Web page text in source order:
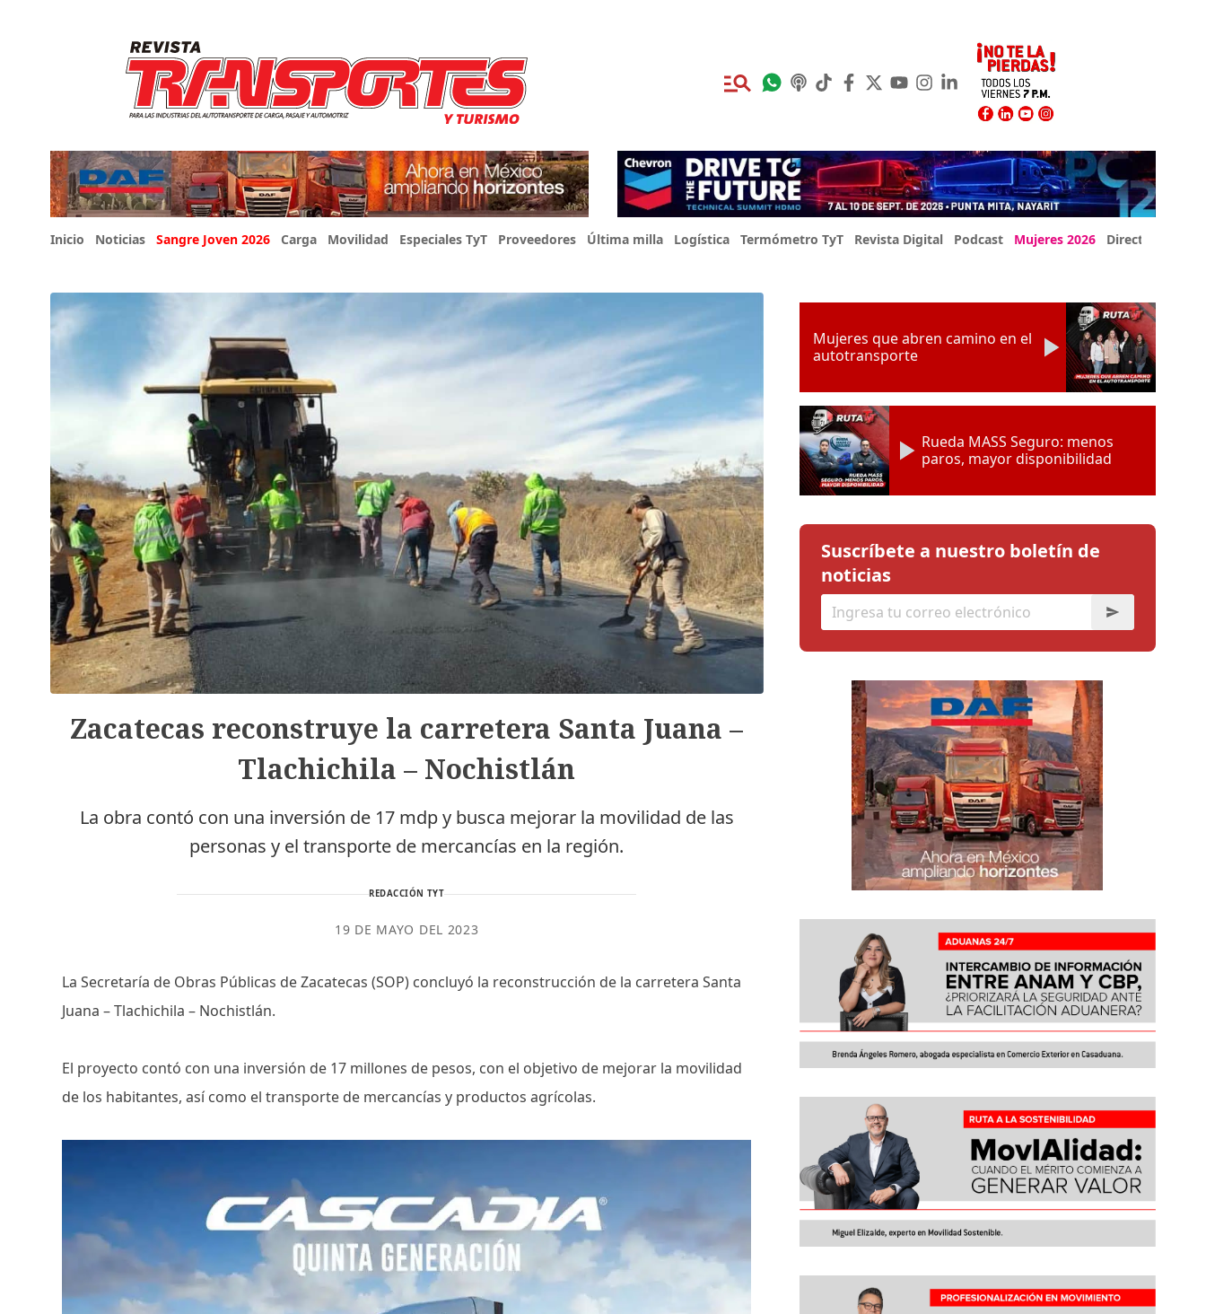
Inicio Noticias Sangre Joven 2026 Carga Movilidad Especiales TyT Proveedores Última milla Logística Termómetro TyT Revista Digital Podcast Mujeres 2026 Directorio Expo
Zacatecas reconstruye la carretera Santa Juana –
Tlachichila – Nochistlán
La obra contó con una inversión de 17 mdp y busca mejorar la movilidad de las
personas y el transporte de mercancías en la región.
REDACCIÓN TYT
19 DE MAYO DEL 2023
La Secretaría de Obras Públicas de Zacatecas (SOP) concluyó la reconstrucción de la carretera Santa
Juana – Tlachichila – Nochistlán.
El proyecto contó con una inversión de 17 millones de pesos, con el objetivo de mejorar la movilidad
de los habitantes, así como el transporte de mercancías y productos agrícolas.
Mujeres que abren camino en el
autotransporte
Rueda MASS Seguro: menos
paros, mayor disponibilidad
Suscríbete a nuestro boletín de
noticias